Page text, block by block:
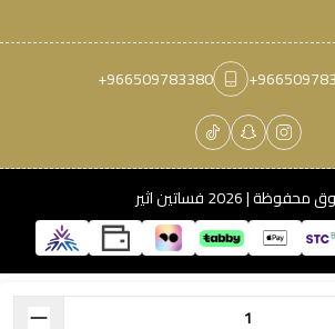
+966509783380
محفوظة | 2026 فساتين اثير